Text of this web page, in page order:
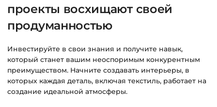
проекты восхищают своей
продуманностью
Инвестируйте в свои знания и получите навык,
который станет вашим неоспоримым конкурентным
преимуществом. Начните создавать интерьеры, в
которых каждая деталь, включая текстиль, работает на
создание идеальной атмосферы.